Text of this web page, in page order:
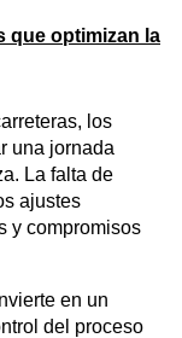
que optimizan la
los
una jornada
La falta de
ajustes
y compromisos
en un
del proceso